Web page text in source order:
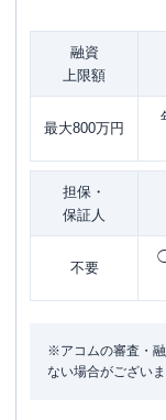
融資
上限額
最大800万円
担保・
保証人
不要
※アコムの審査・
ない場合がございま